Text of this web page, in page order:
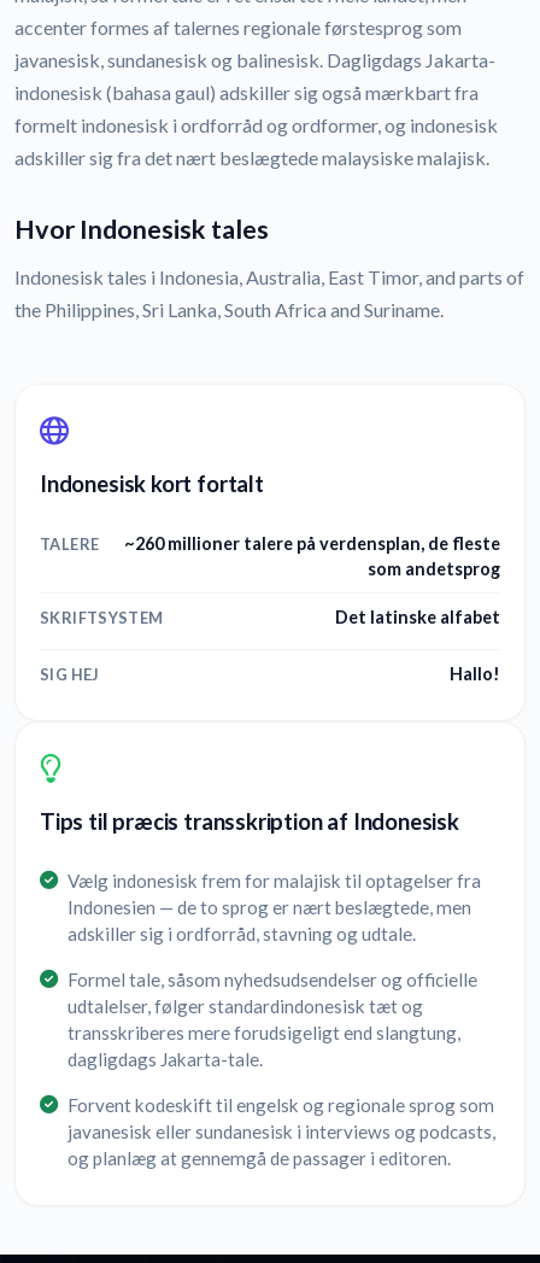
accenter formes af talernes regionale førstesprog som
javanesisk, sundanesisk og balinesisk. Dagligdags Jakarta-
indonesisk (bahasa gaul) adskiller sig også mærkbart fra
formelt indonesisk i ordforråd og ordformer, og indonesisk
adskiller sig fra det nært beslægtede malaysiske malajisk.
Hvor Indonesisk tales
Indonesisk tales i Indonesia, Australia, East Timor, and parts of
the Philippines, Sri Lanka, South Africa and Suriname.
Indonesisk kort fortalt
TALERE
~260 millioner talere på verdensplan, de fleste
som andetsprog
SKRIFTSYSTEM Det latinske alfabet
SIG HEJ Hallo!
Tips til præcis transskription af Indonesisk
Vælg indonesisk frem for malajisk til optagelser fra
Indonesien — de to sprog er nært beslægtede, men
adskiller sig i ordforråd, stavning og udtale.
Formel tale, såsom nyhedsudsendelser og officielle
udtalelser, følger standardindonesisk tæt og
transskriberes mere forudsigeligt end slangtung,
dagligdags Jakarta-tale.
Forvent kodeskift til engelsk og regionale sprog som
javanesisk eller sundanesisk i interviews og podcasts,
og planlæg at gennemgå de passager i editoren.